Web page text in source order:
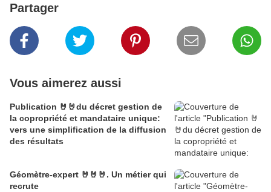
Partager
Vous aimerez aussi
Publication 🤘🤘du décret gestion de
la copropriété et mandataire unique:
vers une simplification de la diffusion
des résultats
Géomètre-expert 🤘🤘🤘. Un métier qui
recrute